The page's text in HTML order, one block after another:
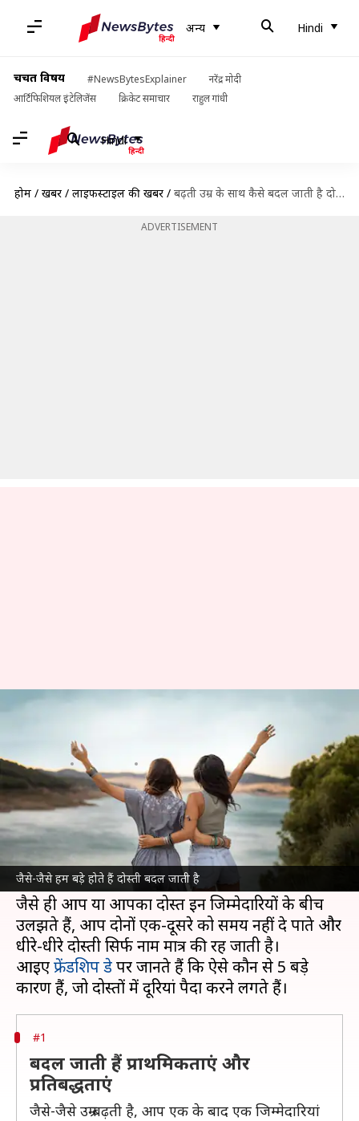
अन्य Hindi
चर्चित विषय #NewsBytesExplainer
नरेंद्र मोदी
आर्टिफिशियल इंटेलिजेंस
क्रिकेट समाचार राहुल गांधी
Hindi
होम / खबरें / लाइफस्टाइल की खबरें / बढ़ती उम्र के साथ कैसे बदल जाती है दोस्ती, जानिए 5 कारण
ADVERTISEMENT
जैसे-जैसे हम बड़े होते हैं दोस्ती बदल जाती है
बढ़ती उम्र के साथ कैसे बदल जाती है
दोस्ती, जानिए 5 कारण
लेखन अंजली Jul 28, 2023 10:58 am
क्या है खबर?
बढ़ती उम्र के साथ समय एक बहुमूल्य संसाधन बन जाता है
और आप केवल अपनी महत्वपूर्ण जिम्मेदारियों को ही पूरा
करने में लग जाते हैं।
जैसे ही आप या आपका दोस्त इन जिम्मेदारियों के बीच
उलझते हैं, आप दोनों एक-दूसरे को समय नहीं दे पाते और
धीरे-धीरे दोस्ती सिर्फ नाम मात्र की रह जाती है।
आइएफ्रेंडशिप डेपर जानते हैं कि ऐसे कौन से 5 बड़े
#1
बदल जाती हैं प्राथमिकताएं और
प्रतिबद्धताएं
जैसे-जैसे उम्र बढ़ती है, आप एक के बाद एक जिम्मेदारियां